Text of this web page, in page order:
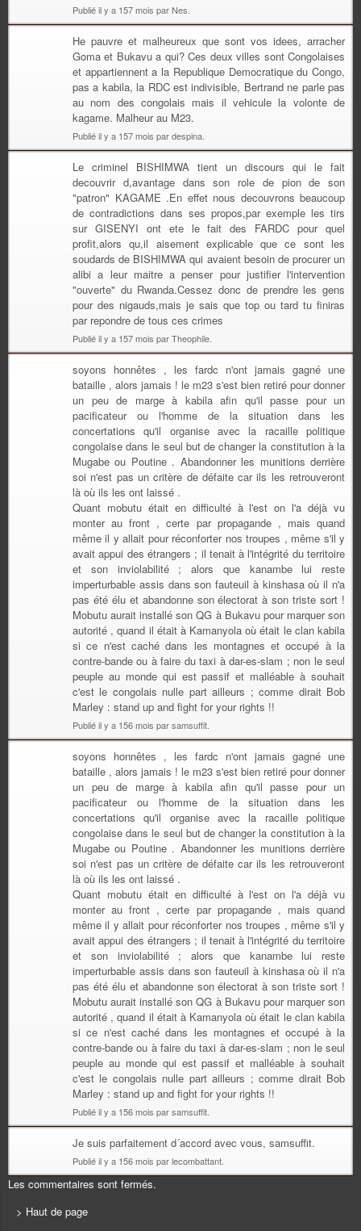
Publié il y a 157 mois par Nes.
He pauvre et malheureux que sont vos idees, arracher
Goma et Bukavu a qui? Ces deux villes sont Congolaises
et appartiennent a la Republique Democratique du Congo,
pas a kabila, la RDC est indivisible, Bertrand ne parle pas
au nom des congolais mais il vehicule la volonte de
kagame. Malheur au M23.
Publié il y a 157 mois par despina.
Le criminel BISHIMWA tient un discours qui le fait
decouvrir d,avantage dans son role de pion de son
"patron" KAGAME .En effet nous decouvrons beaucoup
de contradictions dans ses propos,par exemple les tirs
sur GISENYI ont ete le fait des FARDC pour quel
profit,alors qu,il aisement explicable que ce sont les
soudards de BISHIMWA qui avaient besoin de procurer un
alibi a leur maitre a penser pour justifier l'intervention
"ouverte" du Rwanda.Cessez donc de prendre les gens
pour des nigauds,mais je sais que top ou tard tu finiras
par repondre de tous ces crimes
Publié il y a 157 mois par Theophile.
soyons honnêtes , les fardc n'ont jamais gagné une
bataille , alors jamais ! le m23 s'est bien retiré pour donner
un peu de marge à kabila afin qu'il passe pour un
pacificateur ou l'homme de la situation dans les
concertations qu'il organise avec la racaille politique
congolaise dans le seul but de changer la constitution à la
Mugabe ou Poutine . Abandonner les munitions derrière
soi n'est pas un critère de défaite car ils les retrouveront
là où ils les ont laissé .
Quant mobutu était en difficulté à l'est on l'a déjà vu
monter au front , certe par propagande , mais quand
même il y allait pour réconforter nos troupes , même s'il y
avait appui des étrangers ; il tenait à l'intégrité du territoire
et son inviolabilité ; alors que kanambe lui reste
imperturbable assis dans son fauteuil à kinshasa où il n'a
pas été élu et abandonne son électorat à son triste sort !
Mobutu aurait installé son QG à Bukavu pour marquer son
autorité , quand il était à Kamanyola où était le clan kabila
si ce n'est caché dans les montagnes et occupé à la
contre-bande ou à faire du taxi à dar-es-slam ; non le seul
peuple au monde qui est passif et malléable à souhait
c'est le congolais nulle part ailleurs ; comme dirait Bob
Marley : stand up and fight for your rights !!
Publié il y a 156 mois par samsuffit.
soyons honnêtes , les fardc n'ont jamais gagné une
bataille , alors jamais ! le m23 s'est bien retiré pour donner
un peu de marge à kabila afin qu'il passe pour un
pacificateur ou l'homme de la situation dans les
concertations qu'il organise avec la racaille politique
congolaise dans le seul but de changer la constitution à la
Mugabe ou Poutine . Abandonner les munitions derrière
soi n'est pas un critère de défaite car ils les retrouveront
là où ils les ont laissé .
Quant mobutu était en difficulté à l'est on l'a déjà vu
monter au front , certe par propagande , mais quand
même il y allait pour réconforter nos troupes , même s'il y
avait appui des étrangers ; il tenait à l'intégrité du territoire
et son inviolabilité ; alors que kanambe lui reste
imperturbable assis dans son fauteuil à kinshasa où il n'a
pas été élu et abandonne son électorat à son triste sort !
Mobutu aurait installé son QG à Bukavu pour marquer son
autorité , quand il était à Kamanyola où était le clan kabila
si ce n'est caché dans les montagnes et occupé à la
contre-bande ou à faire du taxi à dar-es-slam ; non le seul
peuple au monde qui est passif et malléable à souhait
c'est le congolais nulle part ailleurs ; comme dirait Bob
Marley : stand up and fight for your rights !!
Publié il y a 156 mois par samsuffit.
Je suis parfaitement d´accord avec vous, samsuffit.
Publié il y a 156 mois par lecombattant.
Les commentaires sont fermés.
> Haut de page